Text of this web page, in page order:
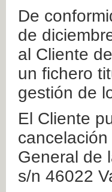
De
de
al Cliente
un fichero
gestión de
El Cliente
General de
s/n 46022